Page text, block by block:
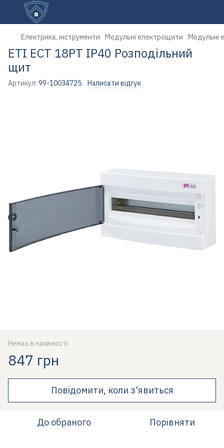
Електрика, інструменти Модульні електрощити Модульні
ETI ECT 18PT IP40 Розподільний
щит
Артикул: 99-10034725 Написати відгук
Немає в наявності
847 грн
Повідомити, коли з'явиться
До обраного Порівняти